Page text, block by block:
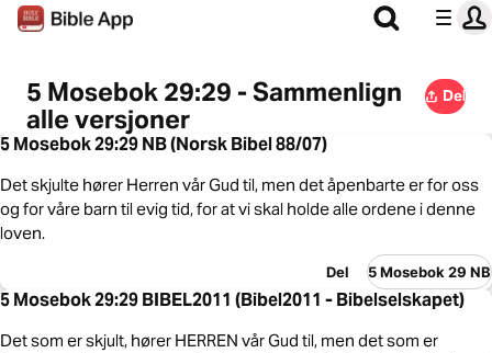
5 Mosebok 29:29 - Sammenlign
alle versjoner
Del
5 Mosebok 29:29 NB (Norsk Bibel 88/07)
Det skjulte hører Herren vår Gud til, men det åpenbarte er for oss
og for våre barn til evig tid, for at vi skal holde alle ordene i denne
loven.
Del 5 Mosebok 29 NB
5 Mosebok 29:29 BIBEL2011 (Bibel2011 - Bibelselskapet)
Det som er skjult, hører HERREN vår Gud til, men det som er